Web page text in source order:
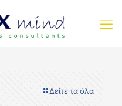
Δείτε τα όλα